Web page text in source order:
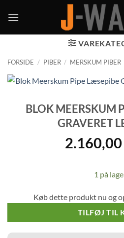
FORSIDE / PIBER / MERSKUM PIBER
BLOK MEERSKUM
GRAVERET
2.160,00
1 på
Køb dette produkt nu og
TILFØJ TIL